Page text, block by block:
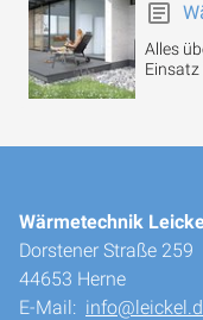
Alles
Wärmetechnik
Dorstener Straße 259
44653 Herne
E-Mail: